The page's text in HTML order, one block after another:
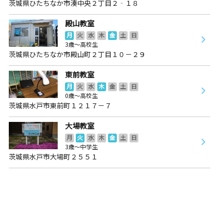
茨城県ひたちなか市湊中央２丁目２‐１８
殿山教室
月 火 水 木 金 土
日
3歳～高校生
茨城県ひたちなか市殿山町２丁目１０－２９
東前教室
月 火 水 木 金 土
日
0歳～高校生
茨城県水戸市東前町１２１７－７
大場教室
月 火 水 木 金 土
日
3歳～中学生
茨城県水戸市大場町２５５１